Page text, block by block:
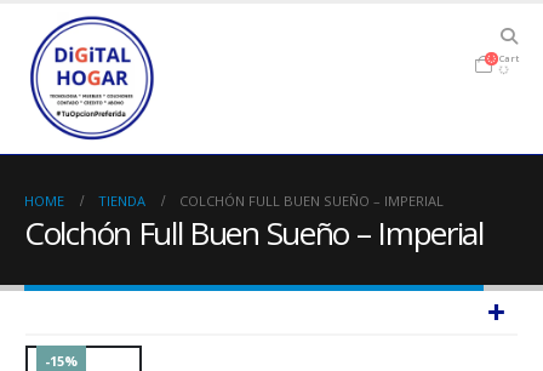
Cart
HOME TIENDA COLCHÓN FULL BUEN SUEÑO – IMPERIAL
Colchón Full Buen Sueño – Imperial
-15%